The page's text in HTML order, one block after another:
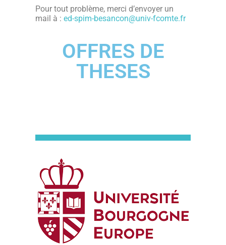
Pour tout problème, merci d’envoyer un
mail à : ed-spim-besancon@univ-fcomte.fr
OFFRES DE
THESES